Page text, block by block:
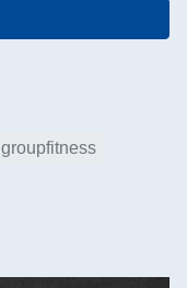
groupfitness